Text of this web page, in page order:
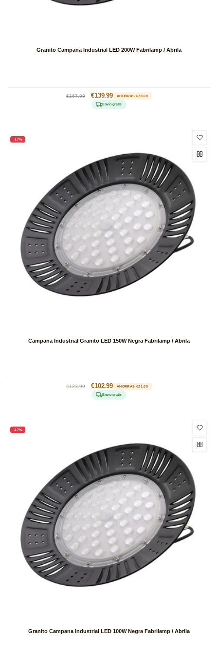
Granito Campana Industrial LED 200W Fabrilamp / Abrila
Precio
€167.99
Precio
de
oferta
€139.99 AHORRAS €28.00
Envío gratis
-17%
Campana Industrial Granito LED 150W Negra Fabrilamp / Abrila
Precio
€123.99
Precio
de
oferta
€102.99 AHORRAS €21.00
Envío gratis
-17%
Granito Campana Industrial LED 100W Negra Fabrilamp / Abrila